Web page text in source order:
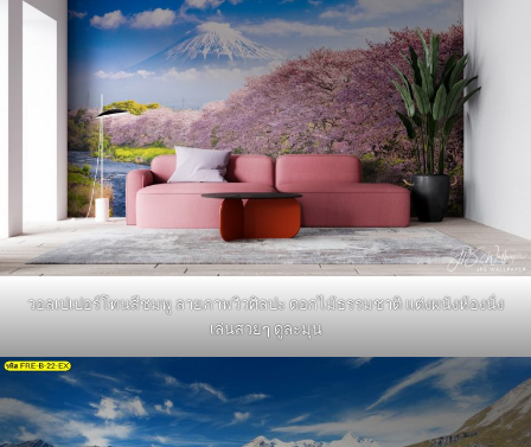
วอลเปเปอร์โทนสีชมพู ลายภาพวิวศิลปะ ดอกไม้ธรรมชาติ แต่งผนังห้องนั่ง
เล่นสวยๆ ดูละมุน